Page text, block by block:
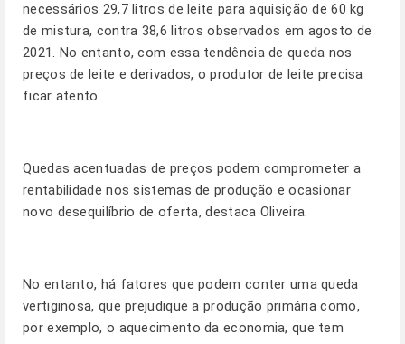
necessários 29,7 litros de leite para aquisição de 60 kg
de mistura, contra 38,6 litros observados em agosto de
2021. No entanto, com essa tendência de queda nos
preços de leite e derivados, o produtor de leite precisa
ficar atento.
Quedas acentuadas de preços podem comprometer a
rentabilidade nos sistemas de produção e ocasionar
novo desequilíbrio de oferta, destaca Oliveira.
No entanto, há fatores que podem conter uma queda
vertiginosa, que prejudique a produção primária como,
por exemplo, o aquecimento da economia, que tem